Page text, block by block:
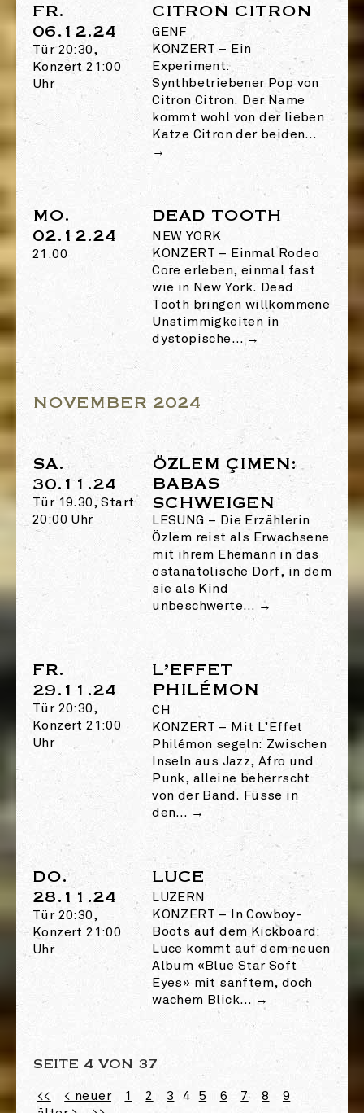
FR.
06.12.24
Tür 20:30,
Konzert 21:00
Uhr
CITRON CITRON
GENF
KONZERT – Ein
Experiment:
Synthbetriebener Pop von
Citron Citron. Der Name
kommt wohl von der lieben
Katze Citron der beiden…
→
MO.
02.12.24
21:00
DEAD TOOTH
NEW YORK
KONZERT – Einmal Rodeo
Core erleben, einmal fast
wie in New York. Dead
Tooth bringen willkommene
Unstimmigkeiten in
dystopische…→
NOVEMBER 2024
SA.
30.11.24
Tür 19.30, Start
20:00 Uhr
ÖZLEM ÇIMEN:
BABAS
SCHWEIGEN
LESUNG – Die Erzählerin
Özlem reist als Erwachsene
mit ihrem Ehemann in das
ostanatolische Dorf, in dem
sie als Kind
unbeschwerte… →
FR.
29.11.24
Tür 20:30,
Konzert 21:00
Uhr
L’EFFET
PHILÉMON
CH
KONZERT – Mit L’Effet
Philémon segeln: Zwischen
Inseln aus Jazz, Afro und
Punk, alleine beherrscht
von der Band. Füsse in
den… →
DO.
28.11.24
Tür 20:30,
Konzert 21:00
Uhr
LUCE
LUZERN
KONZERT – In Cowboy-
Boots auf dem Kickboard:
Luce kommt auf dem neuen
Album «Blue Star Soft
Eyes» mit sanftem, doch
wachem Blick… →
SEITE 4 VON 37
<<
< neuer 1 2 3 4 5 6 7 8
9